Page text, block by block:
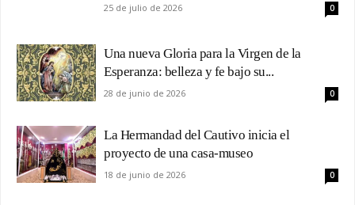
25 de julio de 2026 0
Una nueva Gloria para la Virgen de la
Esperanza: belleza y fe bajo su...
28 de junio de 2026 0
La Hermandad del Cautivo inicia el
proyecto de una casa-museo
18 de junio de 2026 0